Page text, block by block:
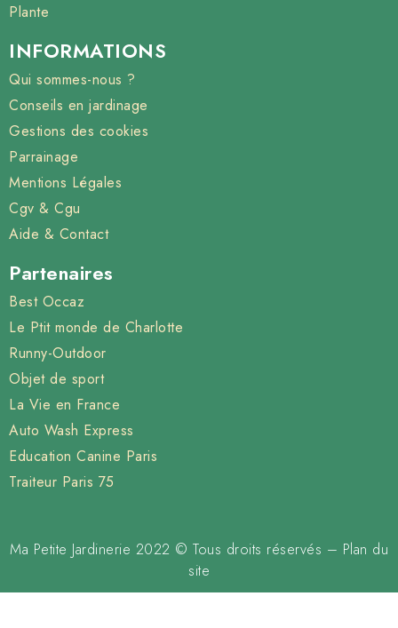
Plante
INFORMATIONS
Qui sommes-nous ?
Conseils en jardinage
Gestions des cookies
Parrainage
Mentions Légales
Cgv & Cgu
Aide & Contact
Partenaires
Best Occaz
Le Ptit monde de Charlotte
Runny-Outdoor
Objet de sport
La Vie en France
Auto Wash Express
Education Canine Paris
Traiteur Paris 75
Ma Petite Jardinerie 2022 © Tous droits réservés – Plan du
site